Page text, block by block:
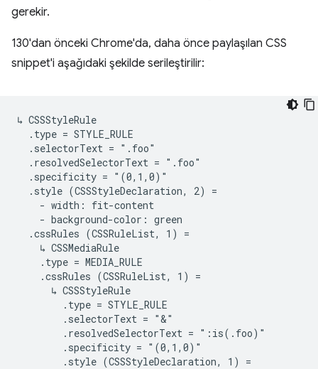
gerekir.
130'dan önceki Chrome'da, daha önce paylaşılan CSS
snippet'i aşağıdaki şekilde serileştirilir:
↳ CSSStyleRule
  .type = STYLE_RULE
  .selectorText = ".foo"
  .resolvedSelectorText = ".foo"
  .specificity = "(0,1,0)"
  .style (CSSStyleDeclaration, 2) =
    - width: fit-content
    - background-color: green
  .cssRules (CSSRuleList, 1) =
    ↳ CSSMediaRule
    .type = MEDIA_RULE
    .cssRules (CSSRuleList, 1) =
      ↳ CSSStyleRule
        .type = STYLE_RULE
        .selectorText = "&"
        .resolvedSelectorText = ":is(.foo)"
        .specificity = "(0,1,0)"
        .style (CSSStyleDeclaration, 1) =